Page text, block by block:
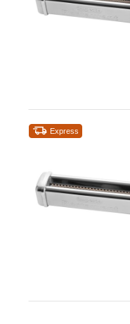
Express